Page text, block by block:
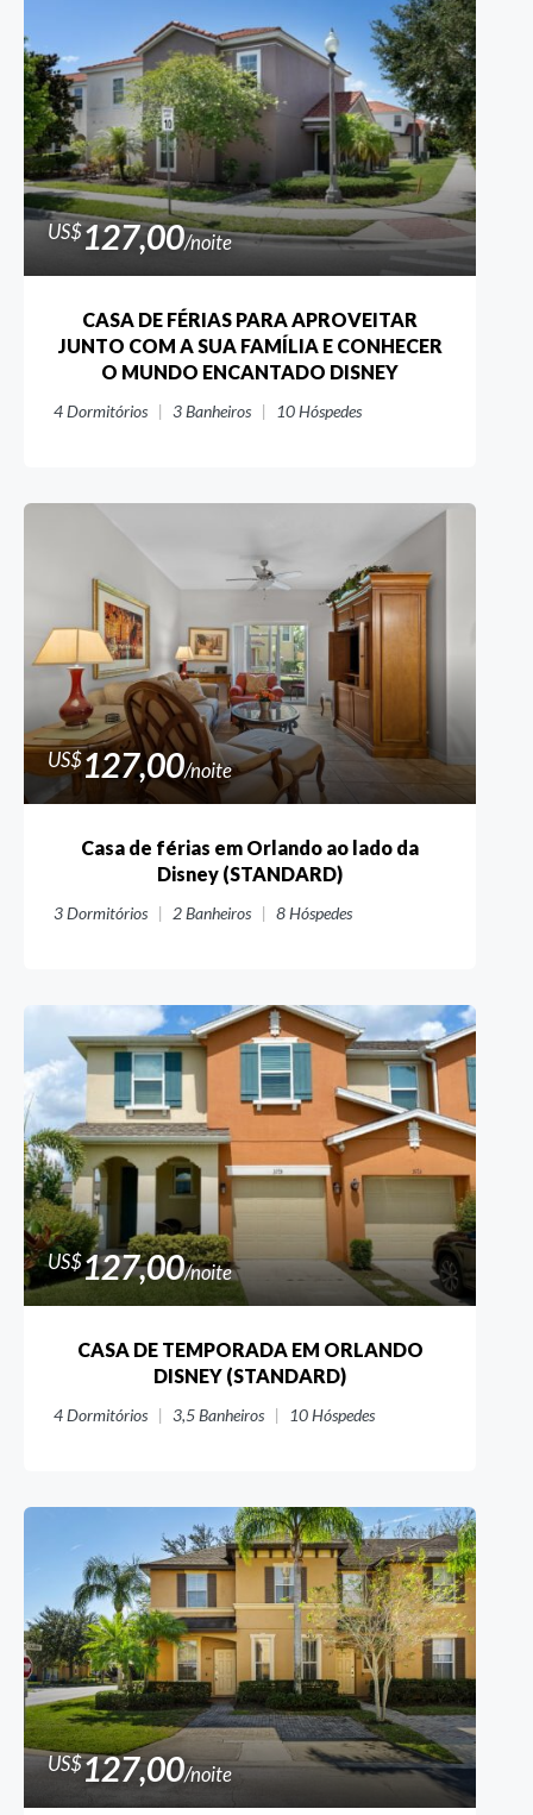
US$127,00/noite
CASA DE FÉRIAS PARA APROVEITAR
JUNTO COM A SUA FAMÍLIA E CONHECER
O MUNDO ENCANTADO DISNEY
4Dormitórios 3Banheiros 10Hóspedes
US$127,00/noite
Casa de férias em Orlando ao lado da
Disney (STANDARD)
3Dormitórios 2Banheiros 8Hóspedes
US$127,00/noite
CASA DE TEMPORADA EM ORLANDO
DISNEY (STANDARD)
4Dormitórios 3,5Banheiros 10Hóspedes
US$127,00/noite